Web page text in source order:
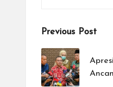
Post
Previous Post